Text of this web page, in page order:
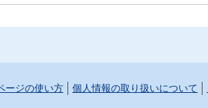
ージの使い方 個人情報の取り扱いについて